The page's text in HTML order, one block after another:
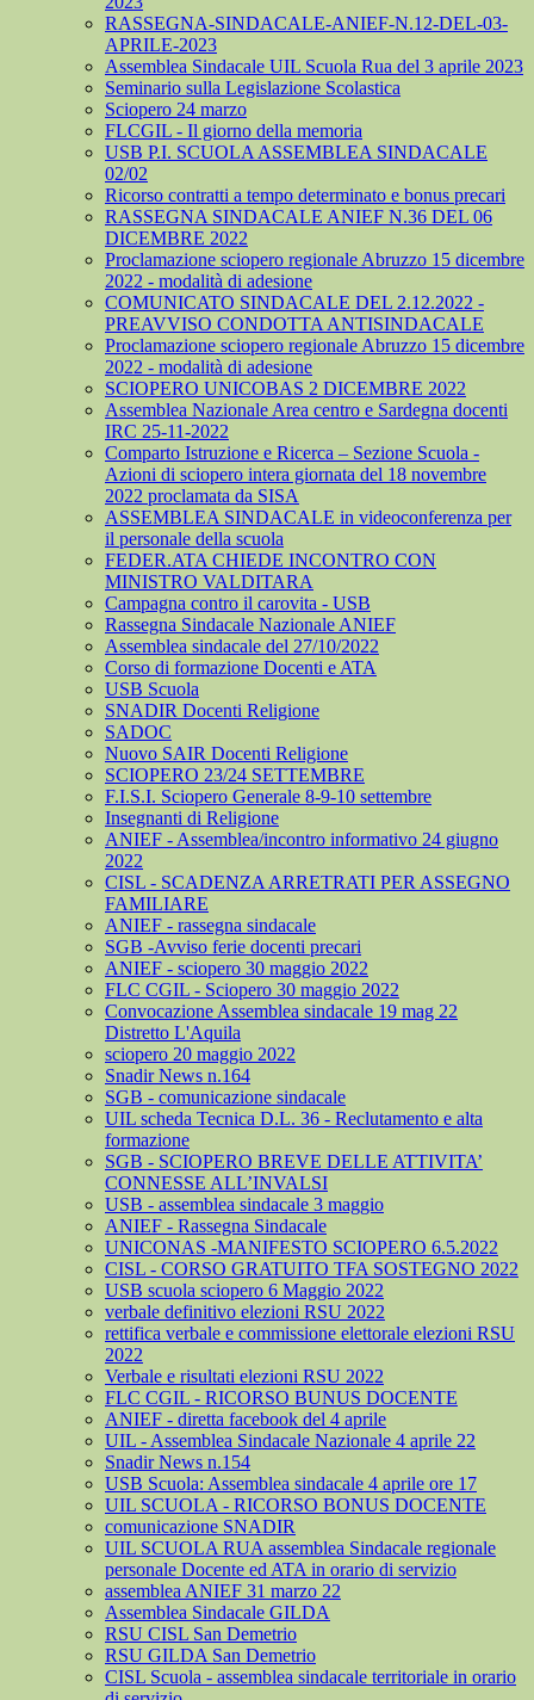
RASSEGNA-SINDACALE-ANIEF-N.12-DEL-03-
APRILE-2023
Assemblea Sindacale UIL Scuola Rua del 3 aprile 2023
Seminario sulla Legislazione Scolastica
Sciopero 24 marzo
FLCGIL - Il giorno della memoria
USB P.I. SCUOLA ASSEMBLEA SINDACALE
02/02
Ricorso contratti a tempo determinato e bonus precari
RASSEGNA SINDACALE ANIEF N.36 DEL 06
DICEMBRE 2022
Proclamazione sciopero regionale Abruzzo 15 dicembre
2022 - modalità di adesione
COMUNICATO SINDACALE DEL 2.12.2022 -
PREAVVISO CONDOTTA ANTISINDACALE
Proclamazione sciopero regionale Abruzzo 15 dicembre
2022 - modalità di adesione
SCIOPERO UNICOBAS 2 DICEMBRE 2022
Assemblea Nazionale Area centro e Sardegna docenti
IRC 25-11-2022
Comparto Istruzione e Ricerca – Sezione Scuola -
Azioni di sciopero intera giornata del 18 novembre
2022 proclamata da SISA
ASSEMBLEA SINDACALE in videoconferenza per
il personale della scuola
FEDER.ATA CHIEDE INCONTRO CON
MINISTRO VALDITARA
Campagna contro il carovita - USB
Rassegna Sindacale Nazionale ANIEF
Assemblea sindacale del 27/10/2022
Corso di formazione Docenti e ATA
USB Scuola
SNADIR Docenti Religione
SADOC
Nuovo SAIR Docenti Religione
SCIOPERO 23/24 SETTEMBRE
F.I.S.I. Sciopero Generale 8-9-10 settembre
Insegnanti di Religione
ANIEF - Assemblea/incontro informativo 24 giugno
2022
CISL - SCADENZA ARRETRATI PER ASSEGNO
FAMILIARE
ANIEF - rassegna sindacale
SGB -Avviso ferie docenti precari
ANIEF - sciopero 30 maggio 2022
FLC CGIL - Sciopero 30 maggio 2022
Convocazione Assemblea sindacale 19 mag 22
Distretto L'Aquila
sciopero 20 maggio 2022
Snadir News n.164
SGB - comunicazione sindacale
UIL scheda Tecnica D.L. 36 - Reclutamento e alta
formazione
SGB - SCIOPERO BREVE DELLE ATTIVITA’
CONNESSE ALL’INVALSI
USB - assemblea sindacale 3 maggio
ANIEF - Rassegna Sindacale
UNICONAS -MANIFESTO SCIOPERO 6.5.2022
CISL - CORSO GRATUITO TFA SOSTEGNO 2022
USB scuola sciopero 6 Maggio 2022
verbale definitivo elezioni RSU 2022
rettifica verbale e commissione elettorale elezioni RSU
2022
Verbale e risultati elezioni RSU 2022
FLC CGIL - RICORSO BUNUS DOCENTE
ANIEF - diretta facebook del 4 aprile
UIL - Assemblea Sindacale Nazionale 4 aprile 22
Snadir News n.154
USB Scuola: Assemblea sindacale 4 aprile ore 17
UIL SCUOLA - RICORSO BONUS DOCENTE
comunicazione SNADIR
UIL SCUOLA RUA assemblea Sindacale regionale
personale Docente ed ATA in orario di servizio
assemblea ANIEF 31 marzo 22
Assemblea Sindacale GILDA
RSU CISL San Demetrio
RSU GILDA San Demetrio
CISL Scuola - assemblea sindacale territoriale in orario